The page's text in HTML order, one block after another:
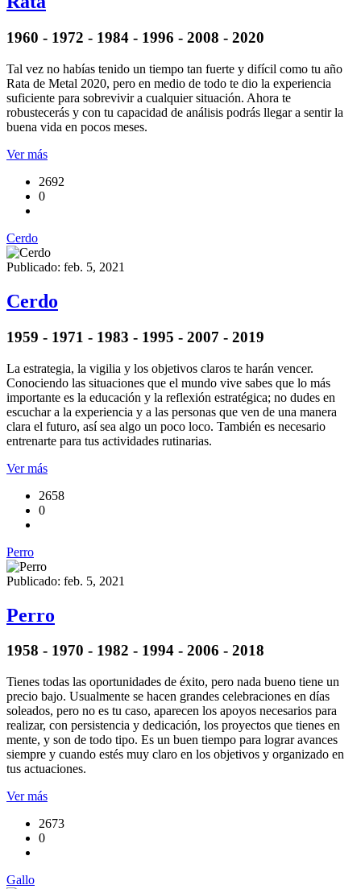
1960 - 1972 - 1984 - 1996 - 2008 - 2020
Tal vez no habías tenido un tiempo tan fuerte y difícil como tu año
Rata de Metal 2020, pero en medio de todo te dio la experiencia
suficiente para sobrevivir a cualquier situación. Ahora te
robustecerás y con tu capacidad de análisis podrás llegar a sentir la
buena vida en pocos meses.
Ver más
2692
0
Cerdo
Publicado: feb. 5, 2021
Cerdo
1959 - 1971 - 1983 - 1995 - 2007 - 2019
La estrategia, la vigilia y los objetivos claros te harán vencer.
Conociendo las situaciones que el mundo vive sabes que lo más
importante es la educación y la reflexión estratégica; no dudes en
escuchar a la experiencia y a las personas que ven de una manera
clara el futuro, así sea algo un poco loco. También es necesario
entrenarte para tus actividades rutinarias.
Ver más
2658
0
Perro
Publicado: feb. 5, 2021
Perro
1958 - 1970 - 1982 - 1994 - 2006 - 2018
Tienes todas las oportunidades de éxito, pero nada bueno tiene un
precio bajo. Usualmente se hacen grandes celebraciones en días
soleados, pero no es tu caso, aparecen los apoyos necesarios para
realizar, con persistencia y dedicación, los proyectos que tienes en
mente, y son de todo tipo. Es un buen tiempo para lograr avances
siempre y cuando estés muy claro en los objetivos y organizado en
tus actuaciones.
Ver más
2673
0
Gallo